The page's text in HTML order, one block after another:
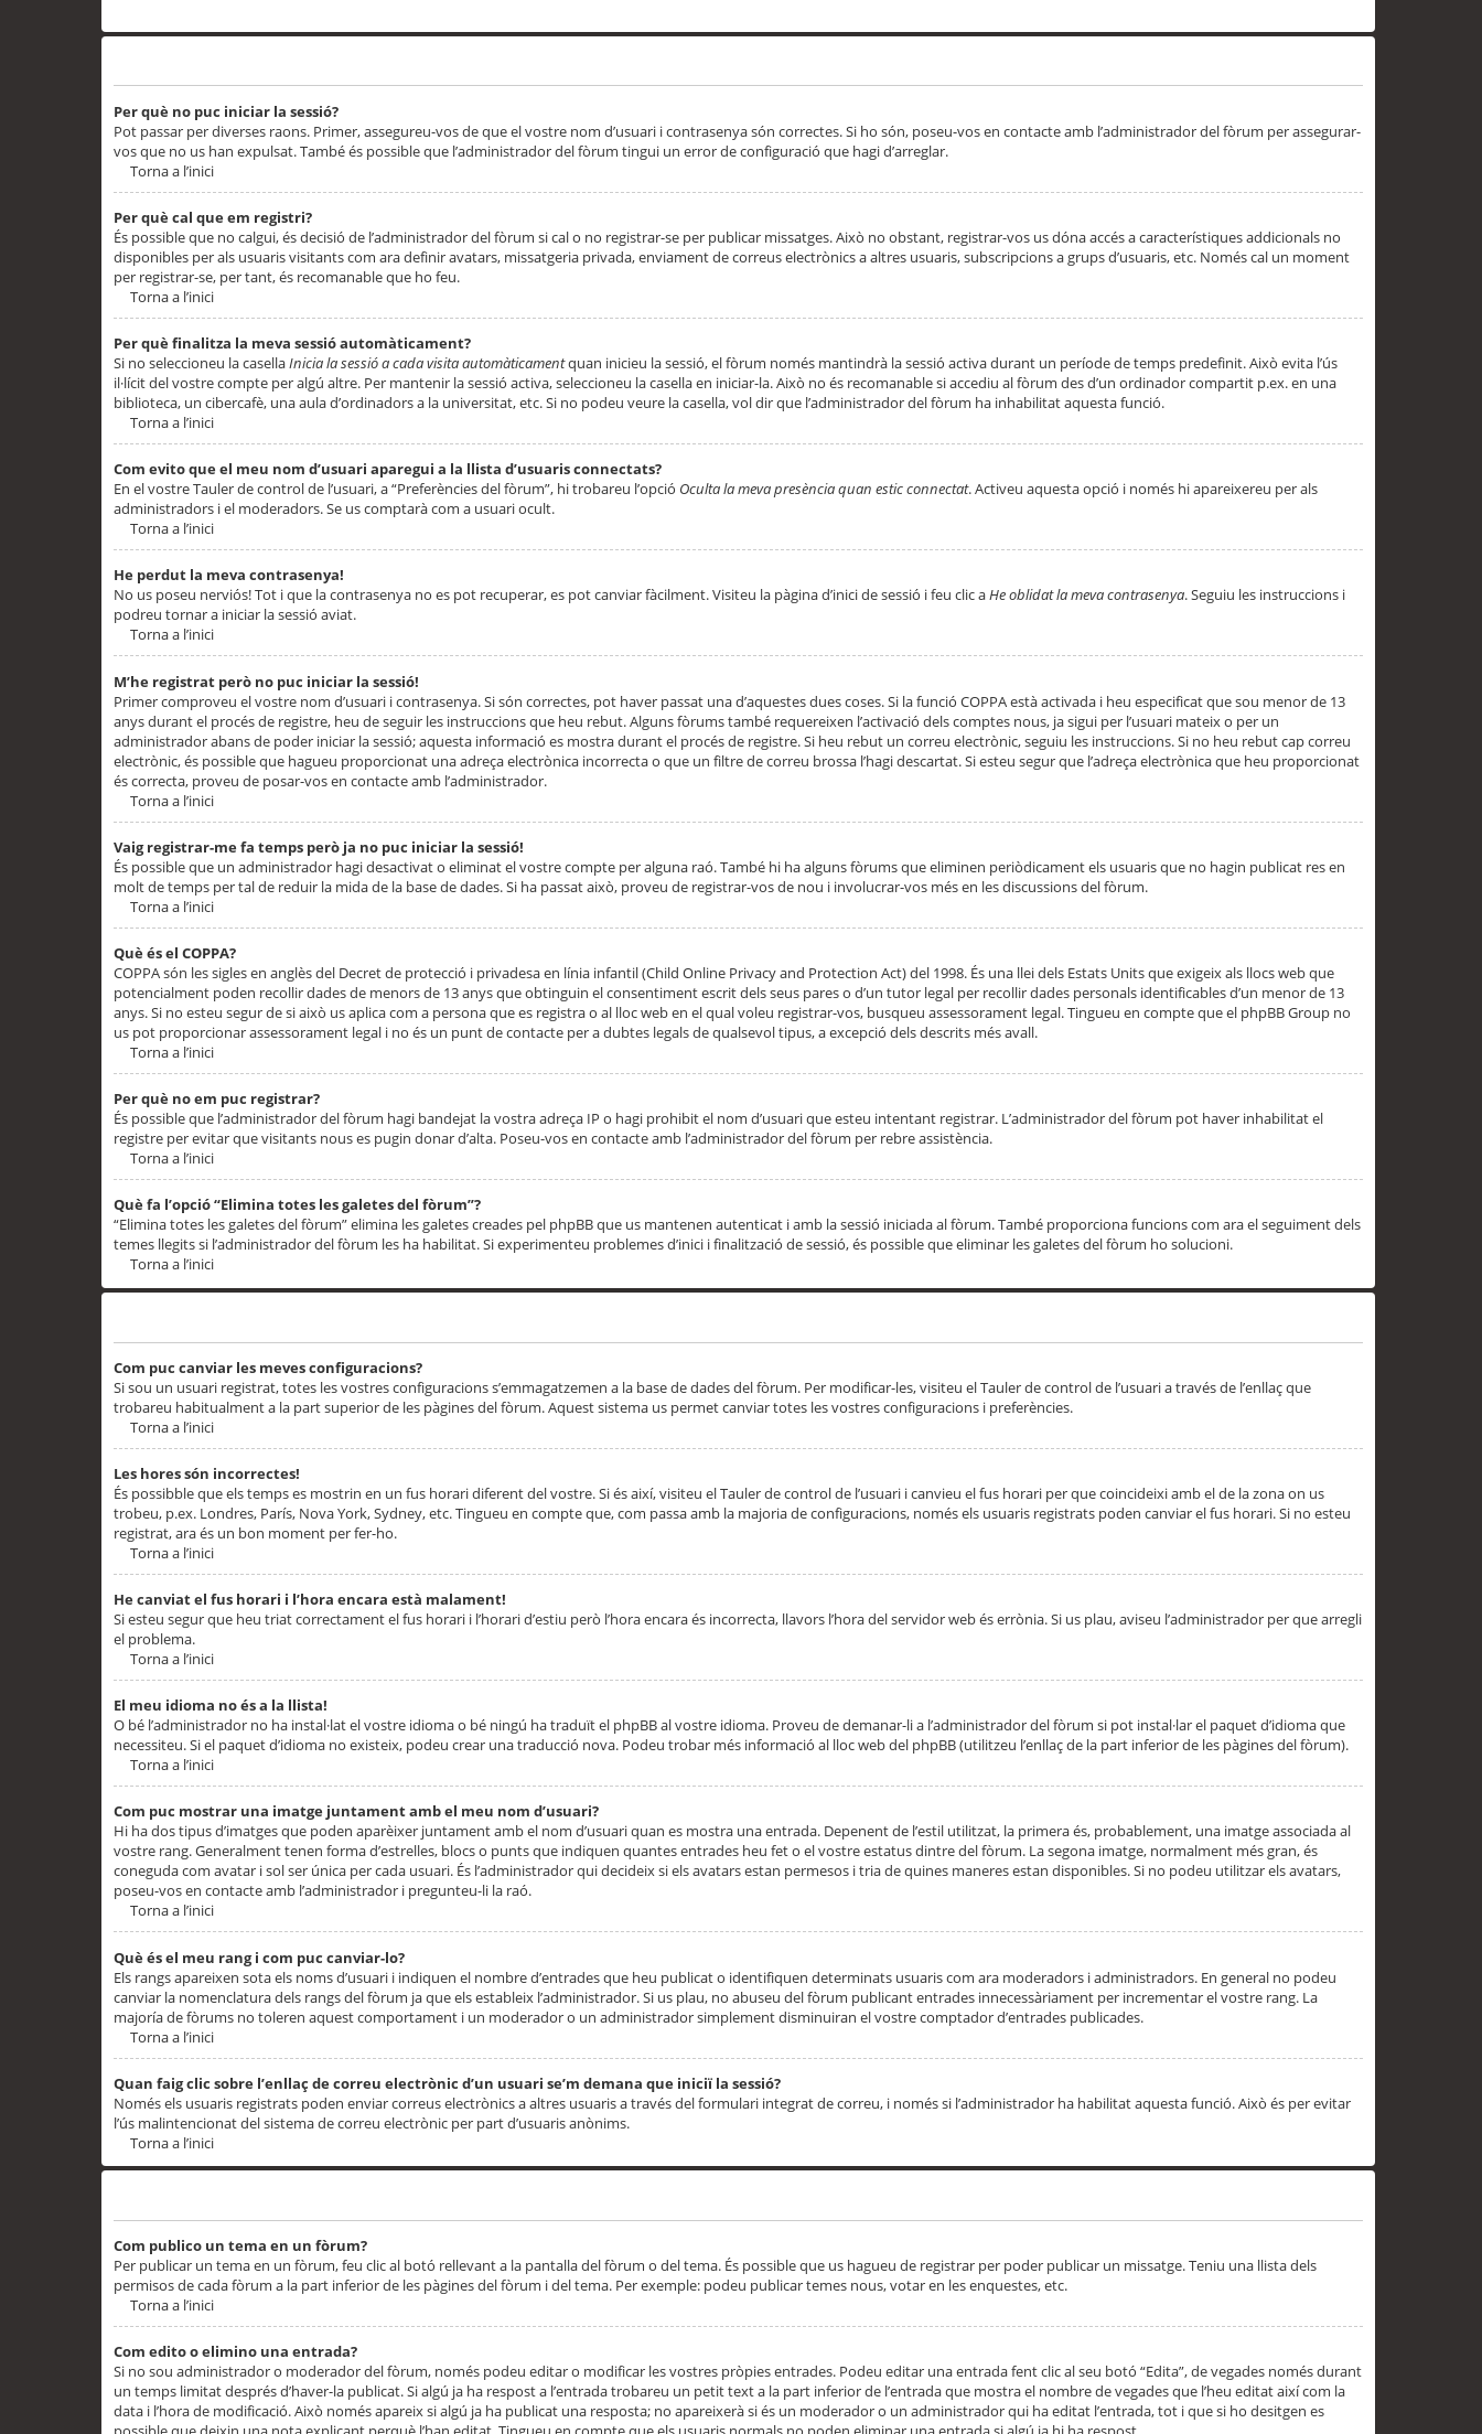
Per què no puc iniciar la sessió?
Pot passar per diverses raons. Primer, assegureu-vos de que el vostre nom d’usuari i contrasenya són correctes. Si ho són, poseu-vos en contacte amb l’administrador del fòrum per assegurar-
vos que no us han expulsat. També és possible que l’administrador del fòrum tingui un error de configuració que hagi d’arreglar.
Torna a l’inici
Per què cal que em registri?
És possible que no calgui, és decisió de l’administrador del fòrum si cal o no registrar-se per publicar missatges. Això no obstant, registrar-vos us dóna accés a característiques addicionals no
disponibles per als usuaris visitants com ara definir avatars, missatgeria privada, enviament de correus electrònics a altres usuaris, subscripcions a grups d’usuaris, etc. Només cal un moment
per registrar-se, per tant, és recomanable que ho feu.
Torna a l’inici
Per què finalitza la meva sessió automàticament?
Si no seleccioneu la casellaInicia la sessió a cada visita automàticamentquan inicieu la sessió, el fòrum només mantindrà la sessió activa durant un període de temps predefinit. Això evita l’ús
il·lícit del vostre compte per algú altre. Per mantenir la sessió activa, seleccioneu la casella en iniciar-la. Això no és recomanable si accediu al fòrum des d’un ordinador compartit p.ex. en una
biblioteca, un cibercafè, una aula d’ordinadors a la universitat, etc. Si no podeu veure la casella, vol dir que l’administrador del fòrum ha inhabilitat aquesta funció.
Torna a l’inici
Com evito que el meu nom d’usuari aparegui a la llista d’usuaris connectats?
En el vostre Tauler de control de l’usuari, a “Preferències del fòrum”, hi trobareu l’opció Oculta la meva presència quan estic connectat. Activeu aquesta opció i només hi apareixereu per als
administradors i el moderadors. Se us comptarà com a usuari ocult.
Torna a l’inici
He perdut la meva contrasenya!
No us poseu nerviós! Tot i que la contrasenya no es pot recuperar, es pot canviar fàcilment. Visiteu la pàgina d’inici de sessió i feu clic aHe oblidat la meva contrasenya. Seguiu les instruccions i
podreu tornar a iniciar la sessió aviat.
Torna a l’inici
M’he registrat però no puc iniciar la sessió!
Primer comproveu el vostre nom d’usuari i contrasenya. Si són correctes, pot haver passat una d’aquestes dues coses. Si la funció COPPA està activada i heu especificat que sou menor de 13
anys durant el procés de registre, heu de seguir les instruccions que heu rebut. Alguns fòrums també requereixen l’activació dels comptes nous, ja sigui per l’usuari mateix o per un
administrador abans de poder iniciar la sessió; aquesta informació es mostra durant el procés de registre. Si heu rebut un correu electrònic, seguiu les instruccions. Si no heu rebut cap correu
electrònic, és possible que hagueu proporcionat una adreça electrònica incorrecta o que un filtre de correu brossa l’hagi descartat. Si esteu segur que l’adreça electrònica que heu proporcionat
és correcta, proveu de posar-vos en contacte amb l’administrador.
Torna a l’inici
Vaig registrar-me fa temps però ja no puc iniciar la sessió!
És possible que un administrador hagi desactivat o eliminat el vostre compte per alguna raó. També hi ha alguns fòrums que eliminen periòdicament els usuaris que no hagin publicat res en
molt de temps per tal de reduir la mida de la base de dades. Si ha passat això, proveu de registrar-vos de nou i involucrar-vos més en les discussions del fòrum.
Torna a l’inici
Què és el COPPA?
COPPA són les sigles en anglès del Decret de protecció i privadesa en línia infantil (Child Online Privacy and Protection Act) del 1998. És una llei dels Estats Units que exigeix als llocs web que
potencialment poden recollir dades de menors de 13 anys que obtinguin el consentiment escrit dels seus pares o d’un tutor legal per recollir dades personals identificables d’un menor de 13
anys. Si no esteu segur de si això us aplica com a persona que es registra o al lloc web en el qual voleu registrar-vos, busqueu assessorament legal. Tingueu en compte que el phpBB Group no
us pot proporcionar assessorament legal i no és un punt de contacte per a dubtes legals de qualsevol tipus, a excepció dels descrits més avall.
Torna a l’inici
Per què no em puc registrar?
És possible que l’administrador del fòrum hagi bandejat la vostra adreça IP o hagi prohibit el nom d’usuari que esteu intentant registrar. L’administrador del fòrum pot haver inhabilitat el
registre per evitar que visitants nous es pugin donar d’alta. Poseu-vos en contacte amb l’administrador del fòrum per rebre assistència.
Torna a l’inici
Què fa l’opció “Elimina totes les galetes del fòrum”?
“Elimina totes les galetes del fòrum” elimina les galetes creades pel phpBB que us mantenen autenticat i amb la sessió iniciada al fòrum. També proporciona funcions com ara el seguiment dels
temes llegits si l’administrador del fòrum les ha habilitat. Si experimenteu problemes d’inici i finalització de sessió, és possible que eliminar les galetes del fòrum ho solucioni.
Torna a l’inici
Com puc canviar les meves configuracions?
Si sou un usuari registrat, totes les vostres configuracions s’emmagatzemen a la base de dades del fòrum. Per modificar-les, visiteu el Tauler de control de l’usuari a través de l’enllaç que
trobareu habitualment a la part superior de les pàgines del fòrum. Aquest sistema us permet canviar totes les vostres configuracions i preferències.
Torna a l’inici
Les hores són incorrectes!
És possibble que els temps es mostrin en un fus horari diferent del vostre. Si és així, visiteu el Tauler de control de l’usuari i canvieu el fus horari per que coincideixi amb el de la zona on us
trobeu, p.ex. Londres, París, Nova York, Sydney, etc. Tingueu en compte que, com passa amb la majoria de configuracions, només els usuaris registrats poden canviar el fus horari. Si no esteu
registrat, ara és un bon moment per fer-ho.
Torna a l’inici
He canviat el fus horari i l’hora encara està malament!
Si esteu segur que heu triat correctament el fus horari i l’horari d’estiu però l’hora encara és incorrecta, llavors l’hora del servidor web és errònia. Si us plau, aviseu l’administrador per que arregli
el problema.
Torna a l’inici
El meu idioma no és a la llista!
O bé l’administrador no ha instal·lat el vostre idioma o bé ningú ha traduït el phpBB al vostre idioma. Proveu de demanar-li a l’administrador del fòrum si pot instal·lar el paquet d’idioma que
necessiteu. Si el paquet d’idioma no existeix, podeu crear una traducció nova. Podeu trobar més informació al lloc web del phpBB (utilitzeu l’enllaç de la part inferior de les pàgines del fòrum).
Torna a l’inici
Com puc mostrar una imatge juntament amb el meu nom d’usuari?
Hi ha dos tipus d’imatges que poden aparèixer juntament amb el nom d’usuari quan es mostra una entrada. Depenent de l’estil utilitzat, la primera és, probablement, una imatge associada al
vostre rang. Generalment tenen forma d’estrelles, blocs o punts que indiquen quantes entrades heu fet o el vostre estatus dintre del fòrum. La segona imatge, normalment més gran, és
coneguda com avatar i sol ser única per cada usuari. És l’administrador qui decideix si els avatars estan permesos i tria de quines maneres estan disponibles. Si no podeu utilitzar els avatars,
poseu-vos en contacte amb l’administrador i pregunteu-li la raó.
Torna a l’inici
Què és el meu rang i com puc canviar-lo?
Els rangs apareixen sota els noms d’usuari i indiquen el nombre d’entrades que heu publicat o identifiquen determinats usuaris com ara moderadors i administradors. En general no podeu
canviar la nomenclatura dels rangs del fòrum ja que els estableix l’administrador. Si us plau, no abuseu del fòrum publicant entrades innecessàriament per incrementar el vostre rang. La
majoría de fòrums no toleren aquest comportament i un moderador o un administrador simplement disminuiran el vostre comptador d’entrades publicades.
Torna a l’inici
Quan faig clic sobre l’enllaç de correu electrònic d’un usuari se’m demana que iniciï la sessió?
Només els usuaris registrats poden enviar correus electrònics a altres usuaris a través del formulari integrat de correu, i només si l’administrador ha habilitat aquesta funció. Això és per evitar
l’ús malintencionat del sistema de correu electrònic per part d’usuaris anònims.
Torna a l’inici
Com publico un tema en un fòrum?
Per publicar un tema en un fòrum, feu clic al botó rellevant a la pantalla del fòrum o del tema. És possible que us hagueu de registrar per poder publicar un missatge. Teniu una llista dels
permisos de cada fòrum a la part inferior de les pàgines del fòrum i del tema. Per exemple: podeu publicar temes nous, votar en les enquestes, etc.
Torna a l’inici
Com edito o elimino una entrada?
Si no sou administrador o moderador del fòrum, només podeu editar o modificar les vostres pròpies entrades. Podeu editar una entrada fent clic al seu botó “Edita”, de vegades només durant
un temps limitat després d’haver-la publicat. Si algú ja ha respost a l’entrada trobareu un petit text a la part inferior de l’entrada que mostra el nombre de vegades que l’heu editat així com la
data i l’hora de modificació. Això només apareix si algú ja ha publicat una resposta; no apareixerà si és un moderador o un administrador qui ha editat l’entrada, tot i que si ho desitgen es